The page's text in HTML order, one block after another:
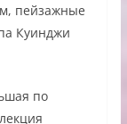
пейзажные
Куинджи
по